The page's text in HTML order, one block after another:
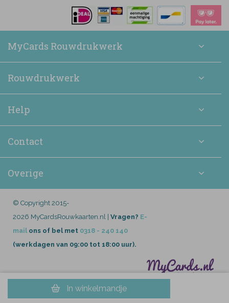
In winkelmandje
MyCards Rouwdrukwerk
Rouwdrukwerk
Help
Contact
Overige
© Copyright 2015-
2026 MyCardsRouwkaarten.nl | Vragen? E-
mail ons of bel met 0318 - 240 140
(werkdagen van 09:00 tot 18:00 uur).